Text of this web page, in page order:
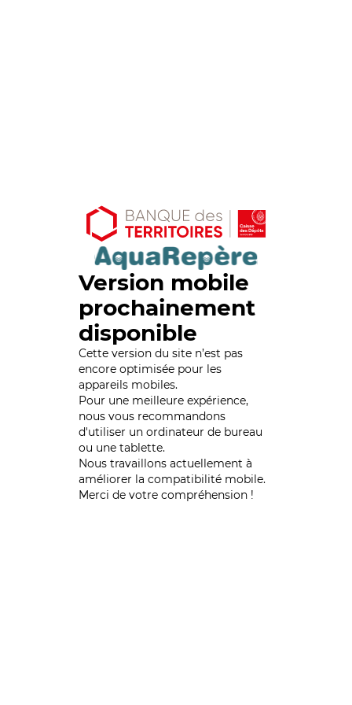
Version mobile
prochainement
disponible
Cette version du site n’est pas
encore optimisée pour les
appareils mobiles.
Pour une meilleure expérience,
nous vous recommandons
d'utiliser un ordinateur de bureau
ou une tablette.
Nous travaillons actuellement à
améliorer la compatibilité mobile.
Merci de votre compréhension !